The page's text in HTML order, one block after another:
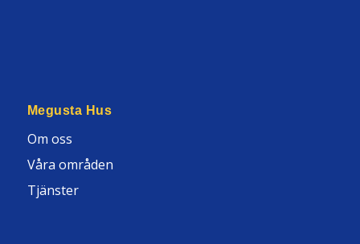
Megusta Hus
Om oss
Våra områden
Tjänster